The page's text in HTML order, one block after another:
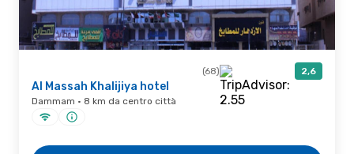
(68) 2,6
Al Massah Khalijiya hotel
Dammam · 8 km da centro città